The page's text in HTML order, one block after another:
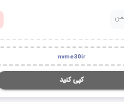
nvme30ir
کپی کنید